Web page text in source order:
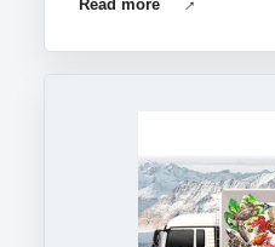
Read more